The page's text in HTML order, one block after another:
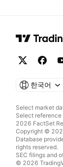
한국어
Select market
Select
2026 FactSet
Copyright ©
Database
rights reserved.
SEC filings and
© 2026